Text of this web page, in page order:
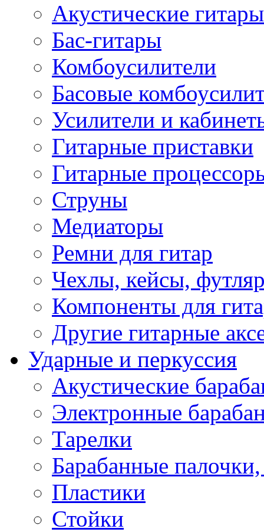
Акустические гитары
Бас-гитары
Комбоусилители
Басовые
Усилители и
Гитарные приставки
Гитарные
Струны
Медиаторы
Ремни для гитар
Чехлы, кейсы,
Компоненты для
Другие гитарные
Ударные и перкуссия
Акустические
Электронные
Тарелки
Барабанные
Пластики
Стойки